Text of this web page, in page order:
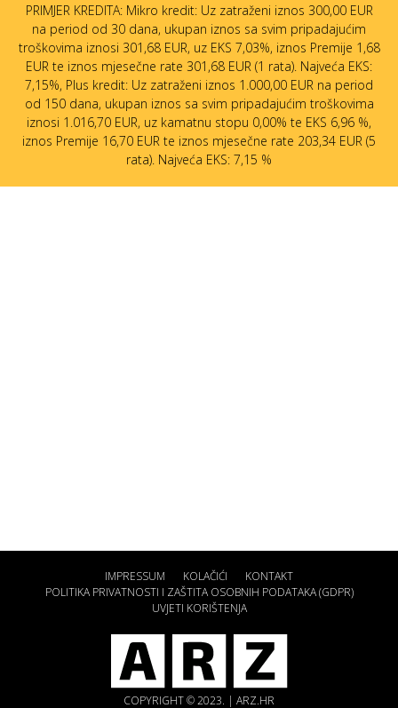
PRIMJER KREDITA: Mikro kredit: Uz zatraženi iznos 300,00 EUR
na period od 30 dana, ukupan iznos sa svim pripadajućim
troškovima iznosi 301,68 EUR, uz EKS 7,03%, iznos Premije 1,68
EUR te iznos mjesečne rate 301,68 EUR (1 rata). Najveća EKS:
7,15%, Plus kredit: Uz zatraženi iznos 1.000,00 EUR na period
od 150 dana, ukupan iznos sa svim pripadajućim troškovima
iznosi 1.016,70 EUR, uz kamatnu stopu 0,00% te EKS 6,96 %,
iznos Premije 16,70 EUR te iznos mjesečne rate 203,34 EUR (5
rata). Najveća EKS: 7,15 %
IMPRESSUM KOLAČIĆI
KONTAKT
POLITIKA PRIVATNOSTI I ZAŠTITA OSOBNIH PODATAKA (GDPR)
UVJETI KORIŠTENJA
COPYRIGHT © 2023. | ARZ.HR